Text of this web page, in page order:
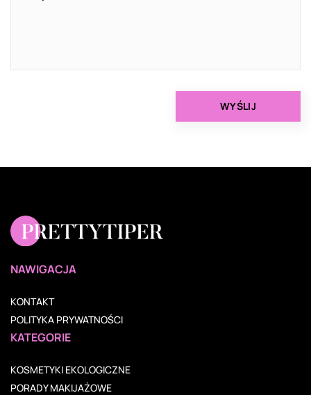
NAWIGACJA
KONTAKT
POLITYKA PRYWATNOŚCI
KATEGORIE
KOSMETYKI EKOLOGICZNE
PORADY MAKIJAŻOWE